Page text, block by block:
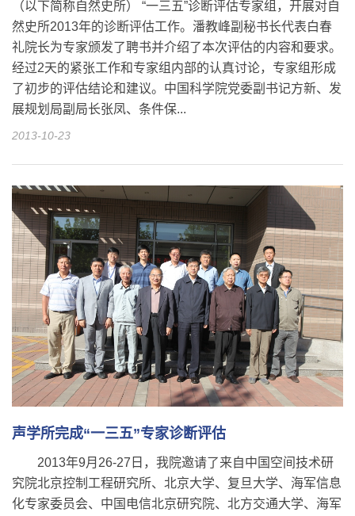
（以下简称自然史所） “一三五”诊断评估专家组，开展对自
然史所2013年的诊断评估工作。潘教峰副秘书长代表白春
礼院长为专家颁发了聘书并介绍了本次评估的内容和要求。
经过2天的紧张工作和专家组内部的认真讨论，专家组形成
了初步的评估结论和建议。中国科学院党委副书记方新、发
展规划局副局长张凤、条件保...
2013-10-23
声学所完成“一三五”专家诊断评估
2013年9月26-27日，我院邀请了来自中国空间技术研
究院北京控制工程研究所、北京大学、复旦大学、海军信息
化专家委员会、中国电信北京研究院、北方交通大学、海军